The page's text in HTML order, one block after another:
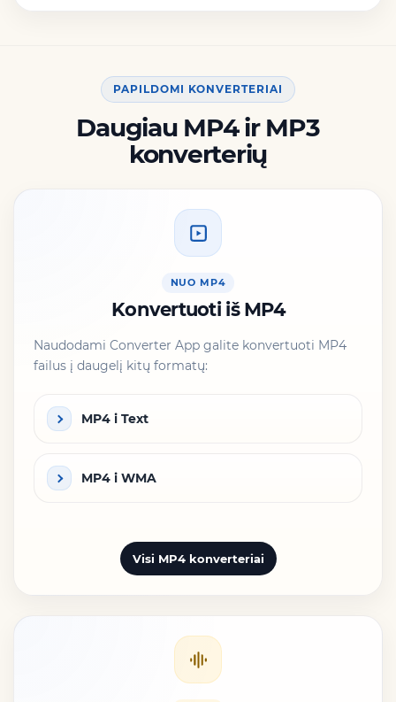
PAPILDOMI KONVERTERIAI
Daugiau MP4 ir MP3
konverterių
NUO MP4
Konvertuoti iš MP4
Naudodami Converter App galite konvertuoti MP4
failus į daugelį kitų formatų:
MP4 i Text
MP4 i WMA
Visi MP4 konverteriai